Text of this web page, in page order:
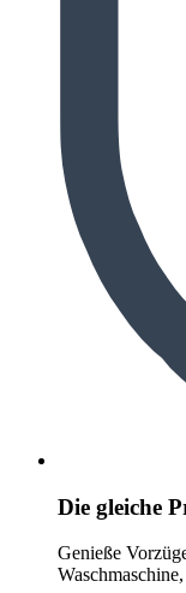
Die gleiche
Genieße